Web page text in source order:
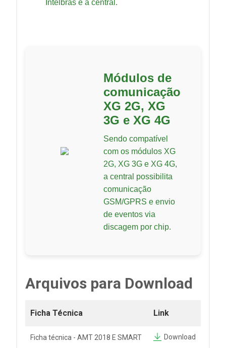
Intelbras e a central.
Módulos de
comunicação
XG 2G, XG
3G e XG 4G
Sendo compatível
com os módulos XG
2G, XG 3G e XG 4G,
a central possibilita
comunicação
GSM/GPRS e envio
de eventos via
discagem por chip.
Arquivos para Download
Ficha Técnica Link
Ficha técnica - AMT 2018 E SMART Download